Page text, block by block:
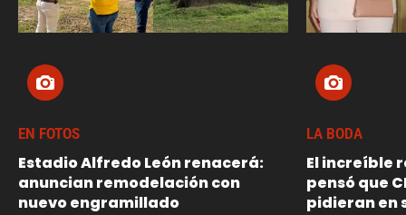
EN FOTOS
Estadio Alfredo León renacerá:
anuncian remodelación con
nuevo engramillado
LA BODA
El increíble
pensó que
pidieran en